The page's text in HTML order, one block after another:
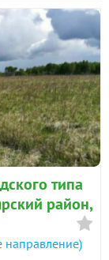
типа
район,
направление)